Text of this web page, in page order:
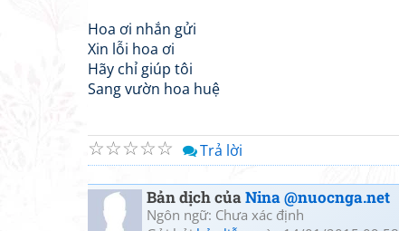
Hoa ơi nhắn gửi
Xin lỗi hoa ơi
Hãy chỉ giúp tôi
Sang vườn hoa huệ
☆
☆
☆
☆
☆ Trả lời
Bản dịch củaNina @nuocnga.net
Ngôn ngữ: Chưa xác định